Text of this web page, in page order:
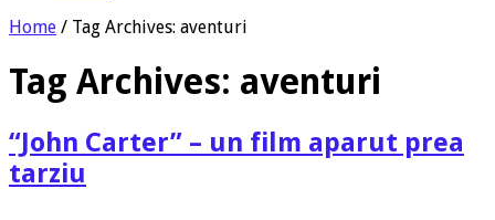
Home / Tag Archives: aventuri
Tag Archives: aventuri
“John Carter” – un film aparut prea
tarziu